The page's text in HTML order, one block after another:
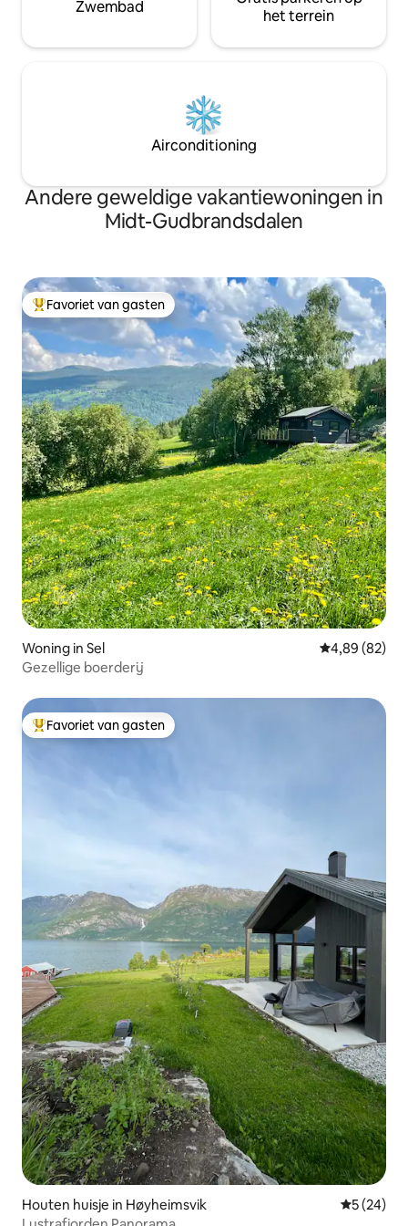
Zwembad
het terrein
Airconditioning
Andere geweldige vakantiewoningen in
Midt-Gudbrandsdalen
Topfavoriet van gasten
Favoriet van gasten
Woning in Sel Gemiddelde
4,89 (82)
Gezellige boerderij
Topfavoriet van gasten
Favoriet van gasten
Houten huisje in Høyheimsvik
5 (24)